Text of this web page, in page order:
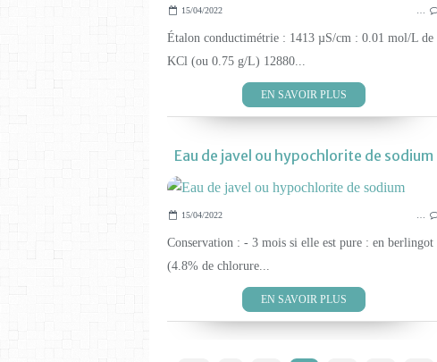
15/04/2022
Étalon conductimétrie : 1413 µS/cm : 0.01 mol/L de
KCl (ou 0.75 g/L) 12880...
EN SAVOIR PLUS
Eau de javel ou hypochlorite de sodium
15/04/2022
Conservation : - 3 mois si elle est pure : en berlingot
(4.8% de chlorure...
EN SAVOIR PLUS